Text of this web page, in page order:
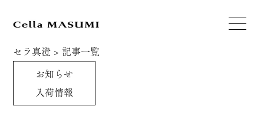
セラ真澄 > 記事一覧
お知らせ
入荷情報